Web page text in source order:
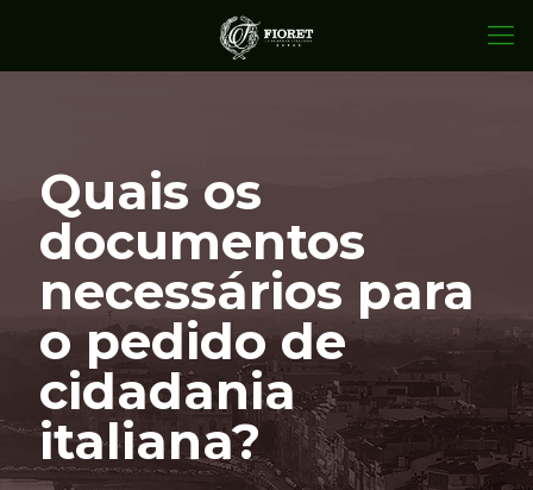
Quais os
documentos
necessários para
o pedido de
cidadania
italiana?